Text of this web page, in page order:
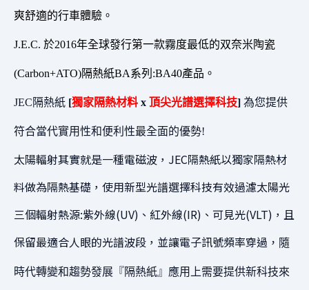
爽舒適的行車體驗。
J.E.C. 於2016年全球發行第一款霧度最低的双奈米陶瓷
(Carbon+ATO)隔熱紙BA系列:BA40產品。
JEC隔熱紙 [獨家隔熱材料 x 頂尖光譜選擇科技] 為您提供
符合當代實用性和便利性最全面的優勢!
太陽輻射其實就是一種電磁波，JEC隔熱紙以獨家隔熱材
料做為隔熱基礎，使用新型光譜選擇科技有效過濾太陽光
三個輻射熱源:紫外線(UV)、紅外線(IR)、可見光(VLT)，且
保留最適合人眼的光譜波段，並讓電子訊號頻率穿過 ，隨
時代轉變和趨勢發展『隔熱紙』應用上需要提供新科技來